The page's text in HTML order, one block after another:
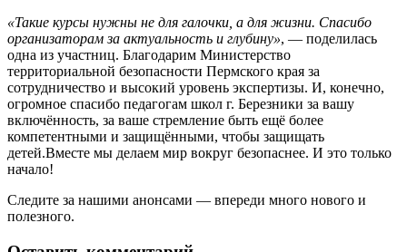
«Такие курсы нужны не для галочки, а для жизни. Спасибо
организаторам за актуальность и глубину», — поделилась
одна из участниц. Благодарим Министерство
территориальной безопасности Пермского края за
сотрудничество и высокий уровень экспертизы. И, конечно,
огромное спасибо педагогам школ г. Березники за вашу
включённость, за ваше стремление быть ещё более
компетентными и защищёнными, чтобы защищать
детей.Вместе мы делаем мир вокруг безопаснее. И это только
начало!
Следите за нашими анонсами — впереди много нового и
полезного.